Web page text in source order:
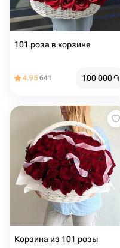
101 роза в корзине
4.95641 100 000֏
Корзина из 101 розы